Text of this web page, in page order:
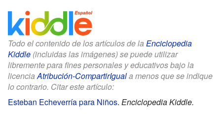
Todo el contenido de los artículos de la Enciclopedia
Kiddle (incluidas las imágenes) se puede utilizar
libremente para fines personales y educativos bajo la
licenciaAtribución-CompartirIguala menos que se indique
lo contrario. Citar este artículo:
Esteban Echeverría para Niños. Enciclopedia Kiddle.